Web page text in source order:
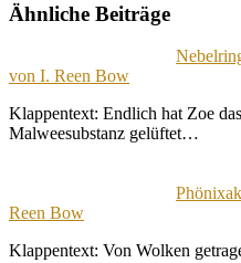
Ähnliche Beiträge
von I. Reen Bow
Klappentext: Endlich hat Zoe
Malweesubstanz gelüftet…
Reen Bow
Klappentext: Von Wolken